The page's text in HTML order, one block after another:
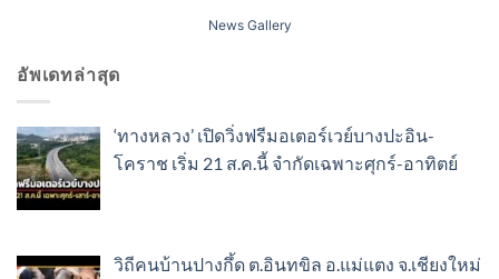
News Gallery
อัพเดทล่าสุด
‘ทางหลวง’ เปิดวิ่งฟรีมอเตอร์เวย์บางปะอิน-
โคราช เริ่ม 21 ส.ค.นี้ จำกัดเฉพาะศุกร์-อาทิตย์
วิถีคนบ้านปางกึ้ด ต.อินทขิล อ.แม่แตง จ.เชียงใหม่